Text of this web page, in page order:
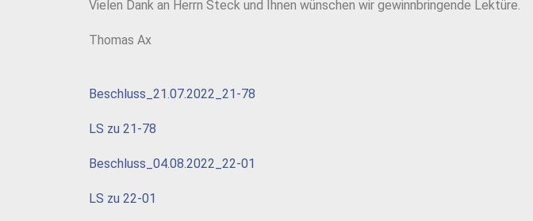
Vielen Dank an Herrn Steck und Ihnen wünschen wir gewinnbringende Lektüre.
Thomas Ax
Beschluss_21.07.2022_21-78
LS zu 21-78
Beschluss_04.08.2022_22-01
LS zu 22-01